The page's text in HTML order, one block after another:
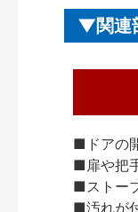
関連
■ドアの
■扉や把
■ストー
■汚れが